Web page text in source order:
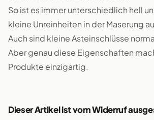
So ist es immer unterschiedlich hell
kleine Unreinheiten in der Maserung
Auch sind kleine Asteinschlüsse
Aber genau diese Eigenschaften
Produkte einzigartig.
Dieser Artikel ist vom Widerruf